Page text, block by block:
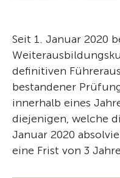
Seit 1. Januar 2020
definitiven
bestandener
innerhalb eines
diejenigen, welche
Januar 2020
eine Frist von 3